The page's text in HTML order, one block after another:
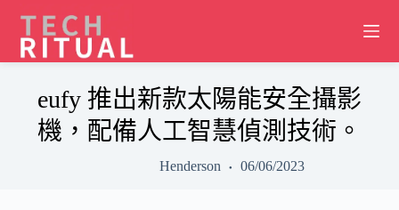
content
eufy 推出新款太陽能安全攝影
機，配備人工智慧偵測技術。
Henderson 06/06/2023